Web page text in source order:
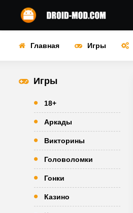
Главная Игры
Игры
18+
Аркады
Викторины
Головоломки
Гонки
Казино